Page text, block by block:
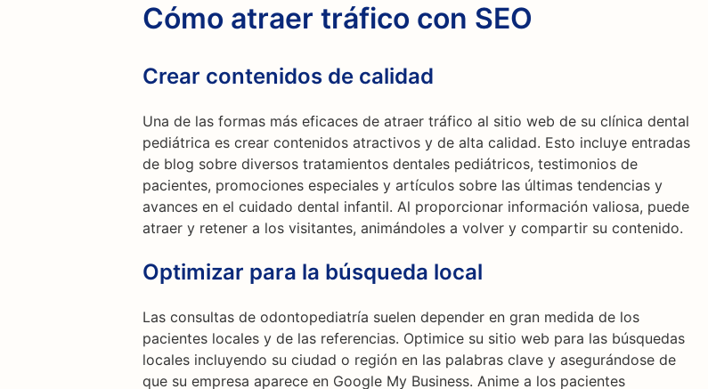
Cómo atraer tráfico con SEO
Crear contenidos de calidad
Una de las formas más eficaces de atraer tráfico al sitio web de su clínica dental
pediátrica es crear contenidos atractivos y de alta calidad. Esto incluye entradas
de blog sobre diversos tratamientos dentales pediátricos, testimonios de
pacientes, promociones especiales y artículos sobre las últimas tendencias y
avances en el cuidado dental infantil. Al proporcionar información valiosa, puede
atraer y retener a los visitantes, animándoles a volver y compartir su contenido.
Optimizar para la búsqueda local
Las consultas de odontopediatría suelen depender en gran medida de los
pacientes locales y de las referencias. Optimice su sitio web para las búsquedas
locales incluyendo su ciudad o región en las palabras clave y asegurándose de
que su empresa aparece en Google My Business. Anime a los pacientes